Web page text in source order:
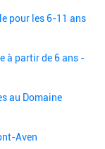
pour les 6-11 ans
à partir de 6 ans -
au Domaine
Aven